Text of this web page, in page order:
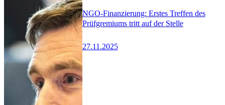
NGO-Finanzierung: Erstes Treffen des
Prüfgremiums tritt auf der Stelle
27.11.2025